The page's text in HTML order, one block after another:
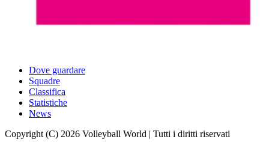
Dove guardare
Squadre
Classifica
Statistiche
News
Copyright (C) 2026 Volleyball World | Tutti i diritti riservati